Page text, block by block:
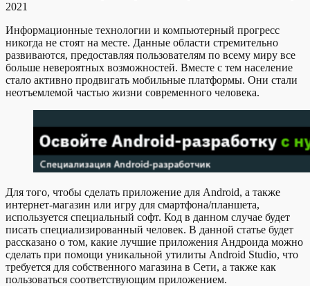
2021
Информационные технологии и компьютерный прогресс
никогда не стоят на месте. Данные области стремительно
развиваются, предоставляя пользователям по всему миру все
больше невероятных возможностей. Вместе с тем население
стало активно продвигать мобильные платформы. Они стали
неотъемлемой частью жизни современного человека.
Для того, чтобы сделать приложение для Android, а также
интернет-магазин или игру для смартфона/планшета,
используется специальный софт. Код в данном случае будет
писать специализированный человек. В данной статье будет
рассказано о том, какие лучшие приложения Андроида можно
сделать при помощи уникальной утилиты Android Studio, что
требуется для собственного магазина в Сети, а также как
пользоваться соответствующим приложением.